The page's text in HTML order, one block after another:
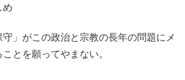
め
」がこの政治と宗教の長年の問題にメ
とを願ってやまない。